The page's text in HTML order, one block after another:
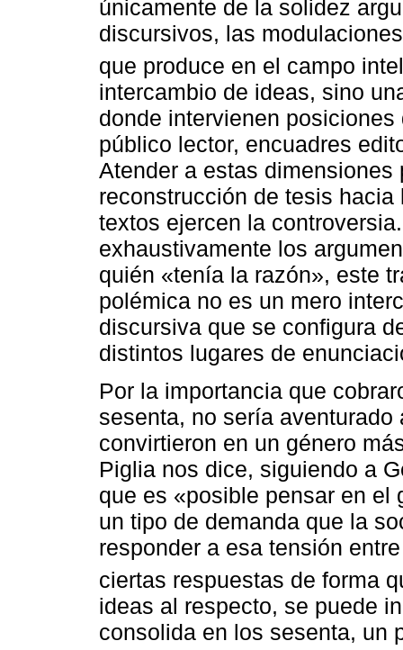
únicamente de la solidez
discursivos, las
que produce en el campo
intercambio de ideas, sino
donde intervienen
público lector, encuadres
Atender a estas
reconstrucción de tesis
textos ejercen la
exhaustivamente los
quién «tenía la razón», este
polémica no es un mero
discursiva que se configura
distintos lugares de
Por la importancia que
sesenta, no sería
convirtieron en un género
Piglia nos dice, siguiendo a
que es «posible pensar en el
un tipo de demanda que la
responder a esa tensión
ciertas respuestas de forma
ideas al respecto, se puede
consolida en los sesenta, un